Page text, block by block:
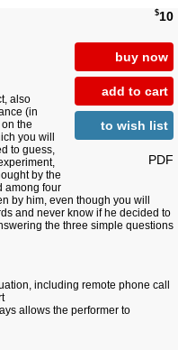
$10
buy now
add to cart
to wish list
PDF
also
(in
the
you will
to guess,
by the
among four
by him, even though you will
and never know if he decided to
the three simple questions
including remote phone call
allows the performer to